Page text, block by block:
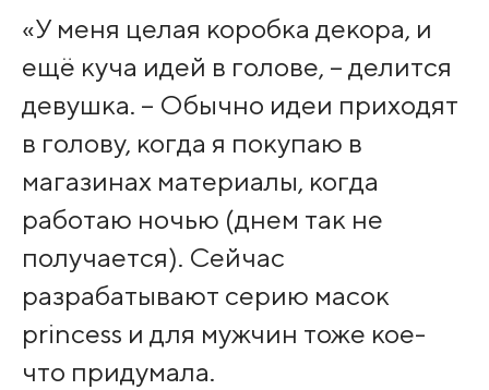
«У меня целая коробка декора, и
ещё куча идей в голове, – делится
девушка. – Обычно идеи приходят
в голову, когда я покупаю в
магазинах материалы, когда
работаю ночью (днем так не
получается). Сейчас
разрабатывают серию масок
princess и для мужчин тоже кое-
что придумала.